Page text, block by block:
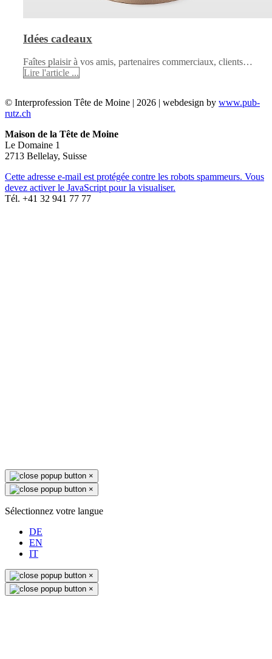
Idées cadeaux
Faîtes plaisir à vos amis, partenaires commerciaux, clients…
Lire l'article ...
© Interprofession Tête de Moine | 2026 | webdesign by www.pub-
rutz.ch
Maison de la Tête de Moine
Le Domaine 1
2713 Bellelay, Suisse
Cette adresse e-mail est protégée contre les robots spammeurs. Vous
devez activer le JavaScript pour la visualiser.
Tél. +41 32 941 77 77
×
×
Sélectionnez votre langue
DE
EN
IT
×
×